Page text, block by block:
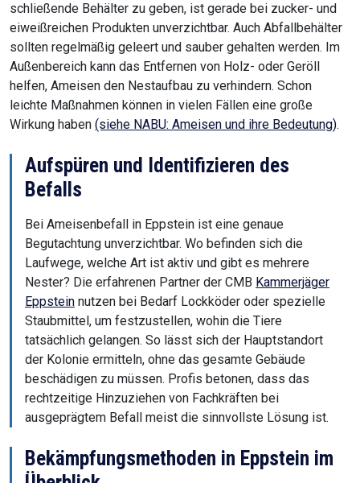
schließende Behälter zu geben, ist gerade bei zucker- und
eiweißreichen Produkten unverzichtbar. Auch Abfallbehälter
sollten regelmäßig geleert und sauber gehalten werden. Im
Außenbereich kann das Entfernen von Holz- oder Geröll
helfen, Ameisen den Nestaufbau zu verhindern. Schon
leichte Maßnahmen können in vielen Fällen eine große
Wirkung haben (siehe NABU: Ameisen und ihre Bedeutung).
Aufspüren und Identifizieren des
Befalls
Bei Ameisenbefall in Eppstein ist eine genaue
Begutachtung unverzichtbar. Wo befinden sich die
Laufwege, welche Art ist aktiv und gibt es mehrere
Nester? Die erfahrenen Partner der CMB Kammerjäger
Eppstein nutzen bei Bedarf Lockköder oder spezielle
Staubmittel, um festzustellen, wohin die Tiere
tatsächlich gelangen. So lässt sich der Hauptstandort
der Kolonie ermitteln, ohne das gesamte Gebäude
beschädigen zu müssen. Profis betonen, dass das
rechtzeitige Hinzuziehen von Fachkräften bei
ausgeprägtem Befall meist die sinnvollste Lösung ist.
Bekämpfungsmethoden in Eppstein im